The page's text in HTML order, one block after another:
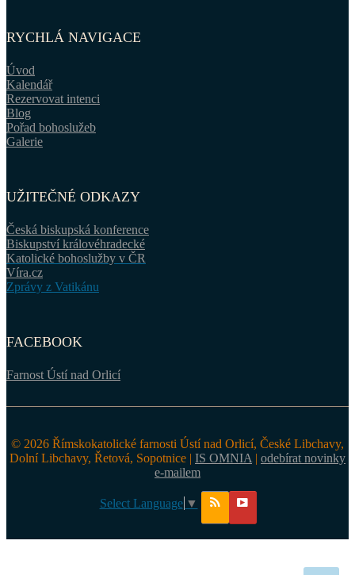
RYCHLÁ NAVIGACE
Úvod
Kalendář
Rezervovat intenci
Blog
Pořad bohoslužeb
Galerie
UŽITEČNÉ ODKAZY
Česká biskupská konference
Biskupství královéhradecké
Katolické bohoslužby v ČR
Víra.cz
Zprávy z Vatikánu
FACEBOOK
Farnost Ústí nad Orlicí
© 2026 Římskokatolické farnosti Ústí nad Orlicí, České Libchavy,
Dolní Libchavy, Řetová, Sopotnice | IS OMNIA | odebírat novinky
e-mailem
Select Language ▼